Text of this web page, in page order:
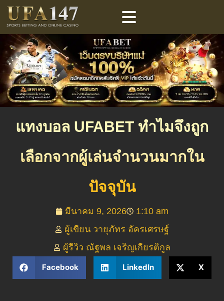
แทงบอล UFABET ทำไมจึงถูก
เลือกจากผู้เล่นจำนวนมากใน
ปัจจุบัน
มีนาคม 9, 2026
1:10 am
ผู้เขียน วายุภัทร อัครเศรษฐ์
ผู้รีวิว ณัฐพล เจริญเกียรติกูล
Facebook LinkedIn X